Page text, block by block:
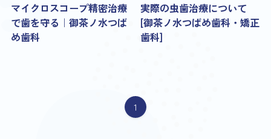
マイクロスコープ精密治療
で歯を守る｜御茶ノ水つば
め歯科
実際の虫歯治療について
[御茶ノ水つばめ歯科・矯正
歯科]
1